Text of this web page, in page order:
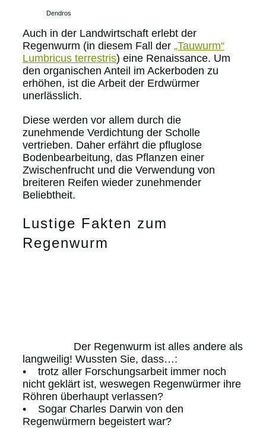
Dendros
Auch in der Landwirtschaft erlebt der
Regenwurm (in diesem Fall der „Tauwurm“
Lumbricus terrestris) eine Renaissance. Um
den organischen Anteil im Ackerboden zu
erhöhen, ist die Arbeit der Erdwürmer
unerlässlich.
Diese werden vor allem durch die
zunehmende Verdichtung der Scholle
vertrieben. Daher erfährt die pfluglose
Bodenbearbeitung, das Pflanzen einer
Zwischenfrucht und die Verwendung von
breiteren Reifen wieder zunehmender
Beliebtheit.
Lustige Fakten zum
Regenwurm
Der Regenwurm ist alles andere als
langweilig! Wussten Sie, dass…:
• trotz aller Forschungsarbeit immer noch
nicht geklärt ist, weswegen Regenwürmer ihre
Röhren überhaupt verlassen?
• Sogar Charles Darwin von den
Regenwürmern begeistert war?